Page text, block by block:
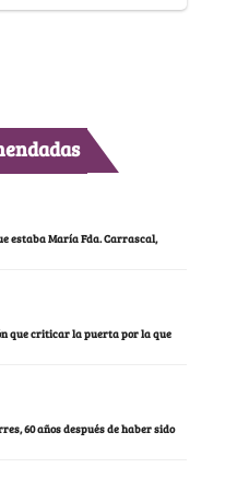
estaba María Fda. Carrascal,
que criticar la puerta por la que
60 años después de haber sido